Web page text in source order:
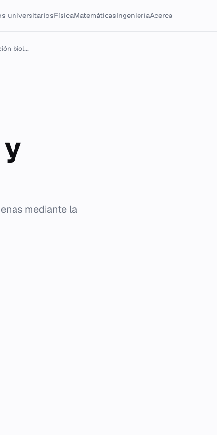
universitariosFísicaMatemáticasIngenieríaAcerca
biol...
mediante la